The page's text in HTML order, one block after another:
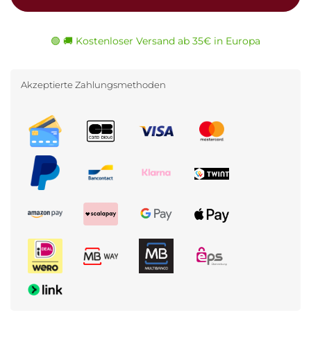
🟢 🚚 Kostenloser Versand ab 35€ in Europa
Akzeptierte Zahlungsmethoden